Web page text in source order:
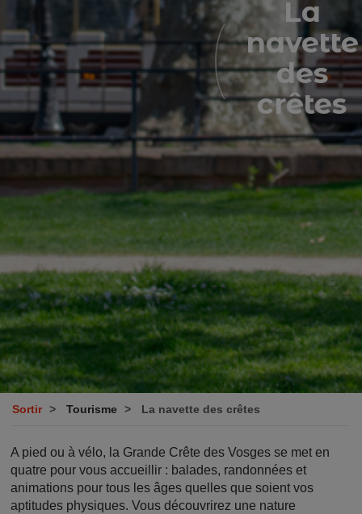
La
navette
des
crêtes
Sortir Tourisme La navette des crêtes
A pied ou à vélo, la Grande Crête des Vosges se met en
quatre pour vous accueillir : balades, randonnées et
animations pour tous les âges quelles que soient vos
aptitudes physiques. Vous découvrirez une nature